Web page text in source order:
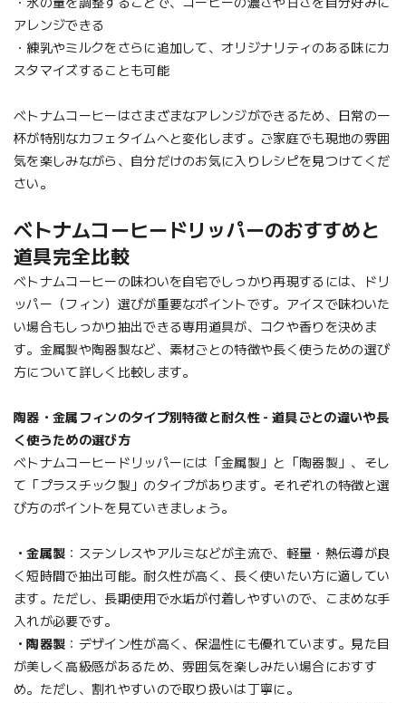
アレンジできる
・練乳やミルクをさらに追加して、オリジナリティのある味にカ
スタマイズすることも可能
ベトナムコーヒーはさまざまなアレンジができるため、日常の一
杯が特別なカフェタイムへと変化します。ご家庭でも現地の雰囲
気を楽しみながら、自分だけのお気に入りレシピを見つけてくだ
さい。
ベトナムコーヒードリッパーのおすすめと
道具完全比較
ベトナムコーヒーの味わいを自宅でしっかり再現するには、ドリ
ッパー（フィン）選びが重要なポイントです。アイスで味わいた
い場合もしっかり抽出できる専用道具が、コクや香りを決めま
す。金属製や陶器製など、素材ごとの特徴や長く使うための選び
方について詳しく比較します。
陶器・金属フィンのタイプ別特徴と耐久性 - 道具ごとの違いや長
く使うための選び方
ベトナムコーヒードリッパーには「金属製」と「陶器製」、そし
て「プラスチック製」のタイプがあります。それぞれの特徴と選
び方のポイントを見ていきましょう。
・金属製 ：ステンレスやアルミなどが主流で、軽量・熱伝導が良
く短時間で抽出可能。耐久性が高く、長く使いたい方に適してい
ます。ただし、長期使用で水垢が付着しやすいので、こまめな手
入れが必要です。
・陶器製 ：デザイン性が高く、保温性にも優れています。見た目
が美しく高級感があるため、雰囲気を楽しみたい場合におすす
め。ただし、割れやすいので取り扱いは丁寧に。